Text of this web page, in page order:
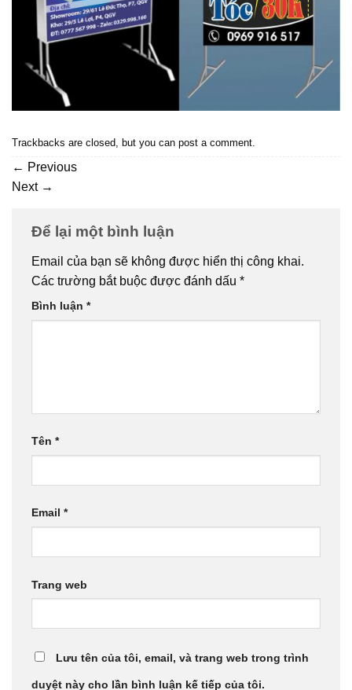
Trackbacks are closed, but you can post a comment
← Previous
Next →
Để lại một bình luận
Email của bạn sẽ không được hiển thị công khai.
Các trường bắt buộc được đánh dấu *
Bình luận *
Tên *
Email *
Trang web
Lưu tên của tôi, email, và trang web trong trình
duyệt này cho lần bình luận kế tiếp của tôi.